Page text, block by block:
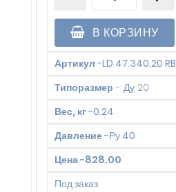
В КОРЗИНУ
Артикул -LD 47.340.20 RB
Типоразмер - Ду 20
Вес, кг-0.24
Давление-Ру 40
Цена-828.00
Под заказ